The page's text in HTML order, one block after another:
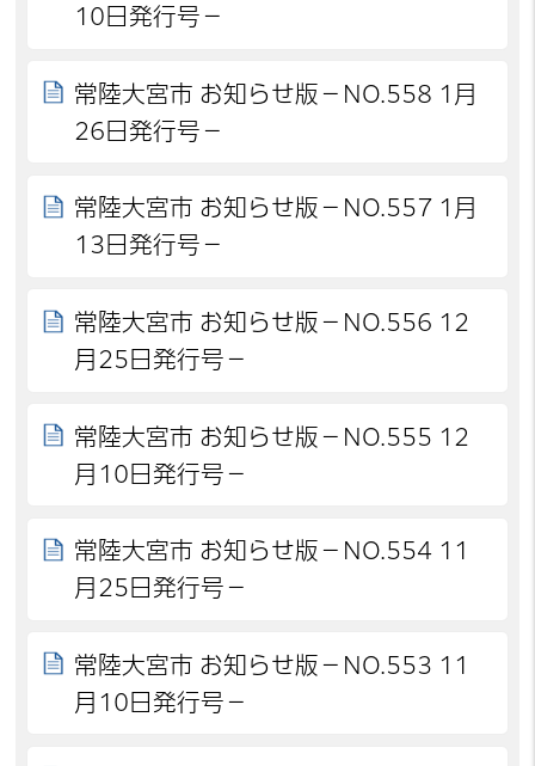
10日発行号－
常陸大宮市 お知らせ版－NO.558 1月
26日発行号－
常陸大宮市 お知らせ版－NO.557 1月
13日発行号－
常陸大宮市 お知らせ版－NO.556 12
月25日発行号－
常陸大宮市 お知らせ版－NO.555 12
月10日発行号－
常陸大宮市 お知らせ版－NO.554 11
月25日発行号－
常陸大宮市 お知らせ版－NO.553 11
月10日発行号－